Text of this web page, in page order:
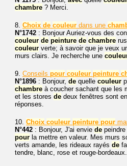
chambre ? Merci.
8. Choix de couleur dans une
N°1742 : Bonjour Auriez-vous des
couleur de peinture de chambre
couleur verte; à savoir que je veux
murs clairs. Je recherche une
9. Conseils pour couleur peinture
N°1896 : Bonjour, de quelle couleur
chambre à coucher sachant que les
et les stores de deux fenêtres sont en
réponses.
10. Choix couleur peinture pour
N°442 : Bonjour, J'ai envie de
pour la mettre en valeur. Mes murs
verts amande, les rideaux rayés de
tendre, blanc, rose et rouge-